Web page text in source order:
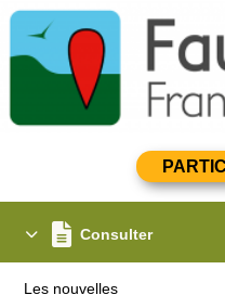
Consulter
Les nouvelles